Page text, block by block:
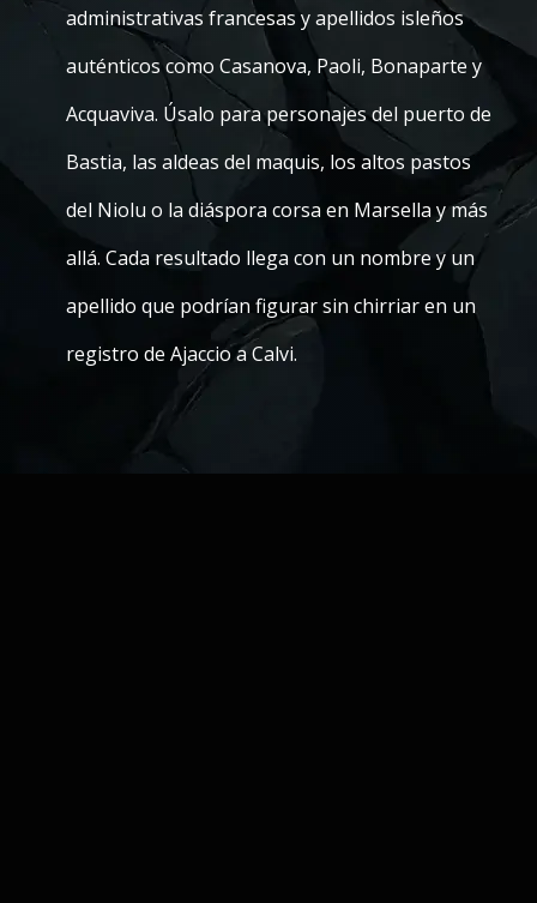
administrativas francesas y apellidos isleños
auténticos como Casanova, Paoli, Bonaparte y
Acquaviva. Úsalo para personajes del puerto de
Bastia, las aldeas del maquis, los altos pastos
del Niolu o la diáspora corsa en Marsella y más
allá. Cada resultado llega con un nombre y un
apellido que podrían figurar sin chirriar en un
registro de Ajaccio a Calvi.